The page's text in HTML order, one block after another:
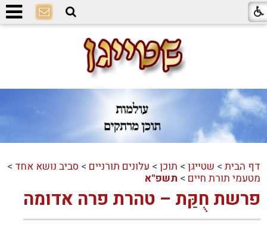
דף הבית > שטייגן > תוכן > עלונים תורניים > סביב נושא אחד >
מטעמי תורת חיים > תשפ"א
פרשת חֻקַּת – טהרת פרה אדומה